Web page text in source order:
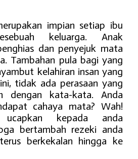
impian setiap ibu
keluarga. Anak
dan penyejuk mata
Tambahan pula bagi yang
kelahiran insan yang
tidak ada perasaan yang
dengan kata-kata. Anda
cahaya mata? Wah!
kepada anda
bertambah rezeki anda
berkekalan hingga ke